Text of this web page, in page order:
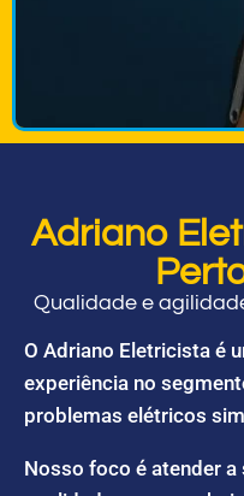
Adriano
Qualidade e
O Adriano Eletricista é
experiência no
problemas elétricos
Nosso foco é atender